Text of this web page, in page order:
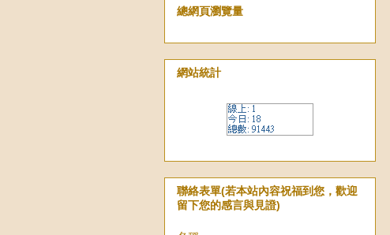
總網頁瀏覽量
網站統計
聯絡表單(若本站內容祝福到您，歡迎
留下您的感言與見證)